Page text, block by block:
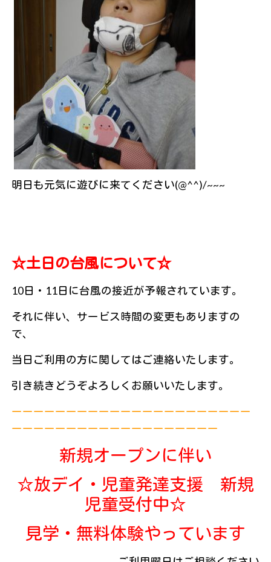
明日も元気に遊びに来てください(@^^)/~~~
☆土日の台風について☆
10日・11日に台風の接近が予報されています。
それに伴い、サービス時間の変更もありますの
で、
当日ご利用の方に関してはご連絡いたします。
引き続きどうぞよろしくお願いいたします。
ーーーーーーーーーーーーーーーーーーーーーー
ーーーーーーーーーーーーーーーーーーー
新規オープンに伴い
☆放デイ・児童発達支援 新規
児童受付中☆
見学・無料体験やっています